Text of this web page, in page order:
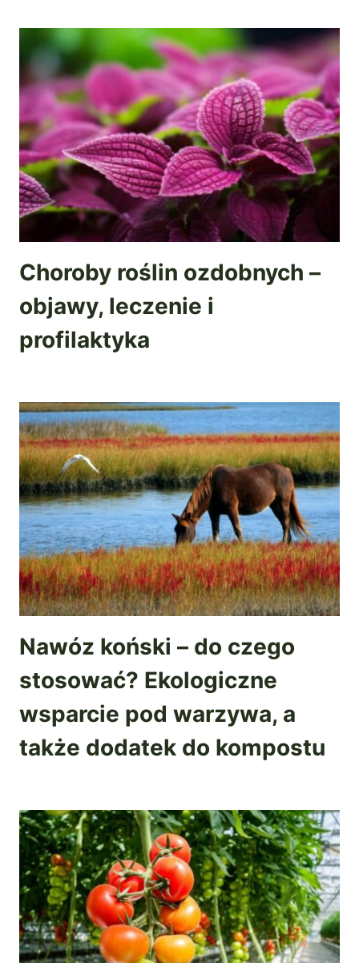
Choroby roślin ozdobnych –
objawy, leczenie i
profilaktyka
Nawóz koński – do czego
stosować? Ekologiczne
wsparcie pod warzywa, a
także dodatek do kompostu